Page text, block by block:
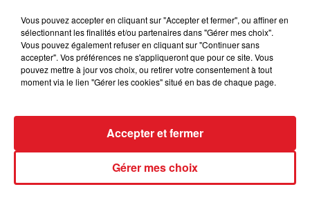
15 juillet 2026
BÉTHUNE: ENQUÊTE POUR HOMICIDE
VOLONTAIRE EN COURS, APRÈS LA...
Selon les premiers éléments, le logement servait
à des prostituées
Vous pouvez accepter en cliquant sur "Accepter et fermer", ou affiner en
sélectionnant les finalités et/ou partenaires dans "Gérer mes choix".
Vous pouvez également refuser en cliquant sur "Continuer sans
accepter". Vos préférences ne s'appliqueront que pour ce site. Vous
pouvez mettre à jour vos choix, ou retirer votre consentement à tout
moment via le lien "Gérer les cookies" situé en bas de chaque page.
Gérer mes choix
Accepter et fermer